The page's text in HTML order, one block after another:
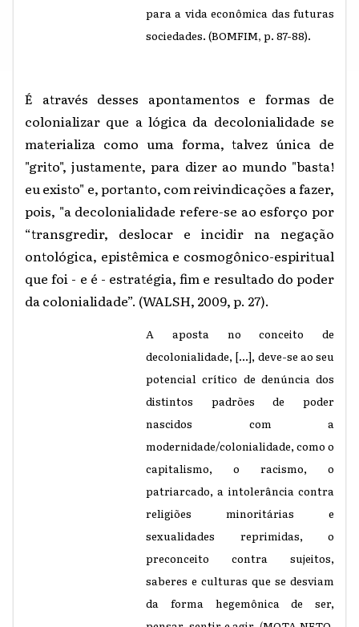
para a vida econômica das futuras
sociedades. (BOMFIM, p. 87-88).
É através desses apontamentos e formas de
colonializar que a lógica da decolonialidade se
materializa como uma forma, talvez única de
"grito", justamente, para dizer ao mundo "basta!
eu existo" e, portanto, com reivindicações a fazer,
pois, "a decolonialidade refere-se ao esforço por
“transgredir, deslocar e incidir na negação
ontológica, epistêmica e cosmogônico-espiritual
que foi - e é - estratégia, fim e resultado do poder
da colonialidade”. (WALSH, 2009, p. 27).
A aposta no conceito de
decolonialidade, [...], deve-se ao seu
potencial crítico de denúncia dos
distintos padrões de poder
nascidos com a
modernidade/colonialidade, como o
capitalismo, o racismo, o
patriarcado, a intolerância contra
religiões minoritárias e
sexualidades reprimidas, o
preconceito contra sujeitos,
saberes e culturas que se desviam
da forma hegemônica de ser,